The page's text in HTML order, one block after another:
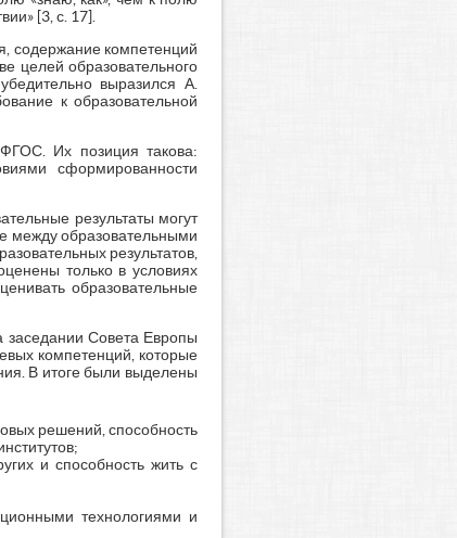
[3, с. 17].
содержание компетенций
целей образовательного
выразился А.
к образовательной
ФГОС. Их позиция такова:
сформированности
результаты могут
между образовательными
результатов,
только в условиях
образовательные
заседании Совета Европы
компетенций, которые
В итоге были выделены
решений, способность
и способность жить с
технологиями и